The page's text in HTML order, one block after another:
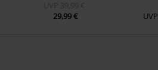
UVP 39,99 €
29,99 €
UVP